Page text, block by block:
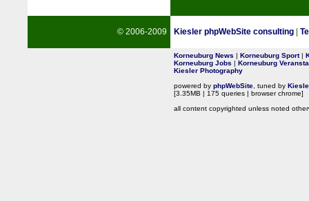
© 2006-2009 Kiesler phpWebSite consulting
Korneuburg News | Korneuburg Sport|
Korneuburg Jobs | Korneuburg
Kiesler Photography
powered by phpWebSite , tuned by
[3.35MB | 175 queries | browser chrome]
all content copyrighted unless noted